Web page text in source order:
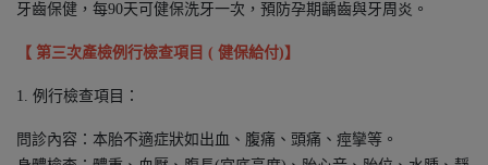
牙齒保健，每90天可健保洗牙一次，預防孕期齲齒與牙周炎。
【 第三次產檢例行檢查項目 ( 健保給付)】
1. 例行檢查項目：
問診內容：本胎不適症狀如出血、腹痛、頭痛、痙攣等。